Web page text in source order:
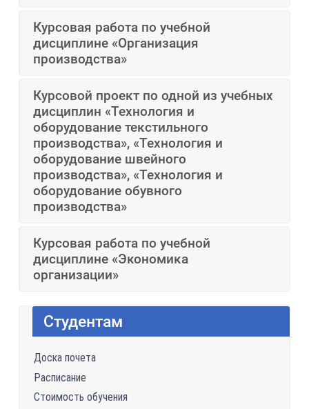
Курсовая работа по учебной
дисциплине «Организация
производства»
Курсовой проект по одной из учебных
дисциплин «Технология и
оборудование текстильного
производства», «Технология и
оборудование швейного
производства», «Технология и
оборудование обувного
производства»
Курсовая работа по учебной
дисциплине «Экономика
организации»
Студентам
Доска почета
Расписание
Стоимость обучения